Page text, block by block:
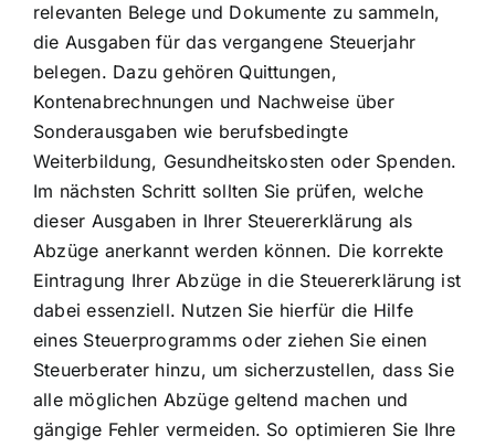
relevanten Belege und Dokumente zu sammeln,
die Ausgaben für das vergangene Steuerjahr
belegen. Dazu gehören Quittungen,
Kontenabrechnungen und Nachweise über
Sonderausgaben wie berufsbedingte
Weiterbildung, Gesundheitskosten oder Spenden.
Im nächsten Schritt sollten Sie prüfen, welche
dieser Ausgaben in Ihrer Steuererklärung als
Abzüge anerkannt werden können. Die korrekte
Eintragung Ihrer Abzüge in die Steuererklärung ist
dabei essenziell. Nutzen Sie hierfür die Hilfe
eines Steuerprogramms oder ziehen Sie einen
Steuerberater hinzu, um sicherzustellen, dass Sie
alle möglichen Abzüge geltend machen und
gängige Fehler vermeiden. So optimieren Sie Ihre